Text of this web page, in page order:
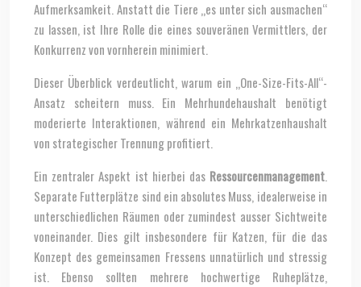
Aufmerksamkeit. Anstatt die Tiere „es unter sich ausmachen“
zu lassen, ist Ihre Rolle die eines souveränen Vermittlers, der
Konkurrenz von vornherein minimiert.
Dieser Überblick verdeutlicht, warum ein „One-Size-Fits-All“-
Ansatz scheitern muss. Ein Mehrhundehaushalt benötigt
moderierte Interaktionen, während ein Mehrkatzenhaushalt
von strategischer Trennung profitiert.
Ein zentraler Aspekt ist hierbei das Ressourcenmanagement.
Separate Futterplätze sind ein absolutes Muss, idealerweise in
unterschiedlichen Räumen oder zumindest ausser Sichtweite
voneinander. Dies gilt insbesondere für Katzen, für die das
Konzept des gemeinsamen Fressens unnatürlich und stressig
ist. Ebenso sollten mehrere hochwertige Ruheplätze,